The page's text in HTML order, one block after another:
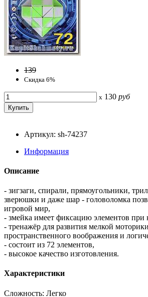
139
Скидка 6%
x 130 руб
Артикул: sh-74237
Информация
Описание
- зигзаги, спирали, прямоугольники,
зверюшки и даже шар - головоломка
игровой мир,
- змейка имеет фиксацию элементов при
- тренажёр для развития мелкой
пространственного воображения и
- состоит из 72 элементов,
- высокое качество изготовления.
Характеристики
Сложность: Легко